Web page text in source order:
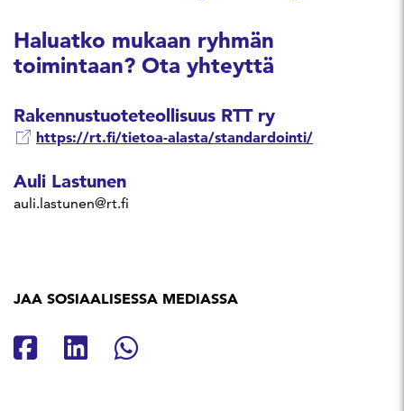
Haluatko mukaan ryhmän
toimintaan? Ota yhteyttä
Rakennustuoteteollisuus RTT ry
https://rt.fi/tietoa-alasta/standardointi/
Auli Lastunen
auli.lastunen@rt.fi
JAA SOSIAALISESSA MEDIASSA
Jaa Facebookissa
Jaa Linkedinissä
Jaa Whatsappissa